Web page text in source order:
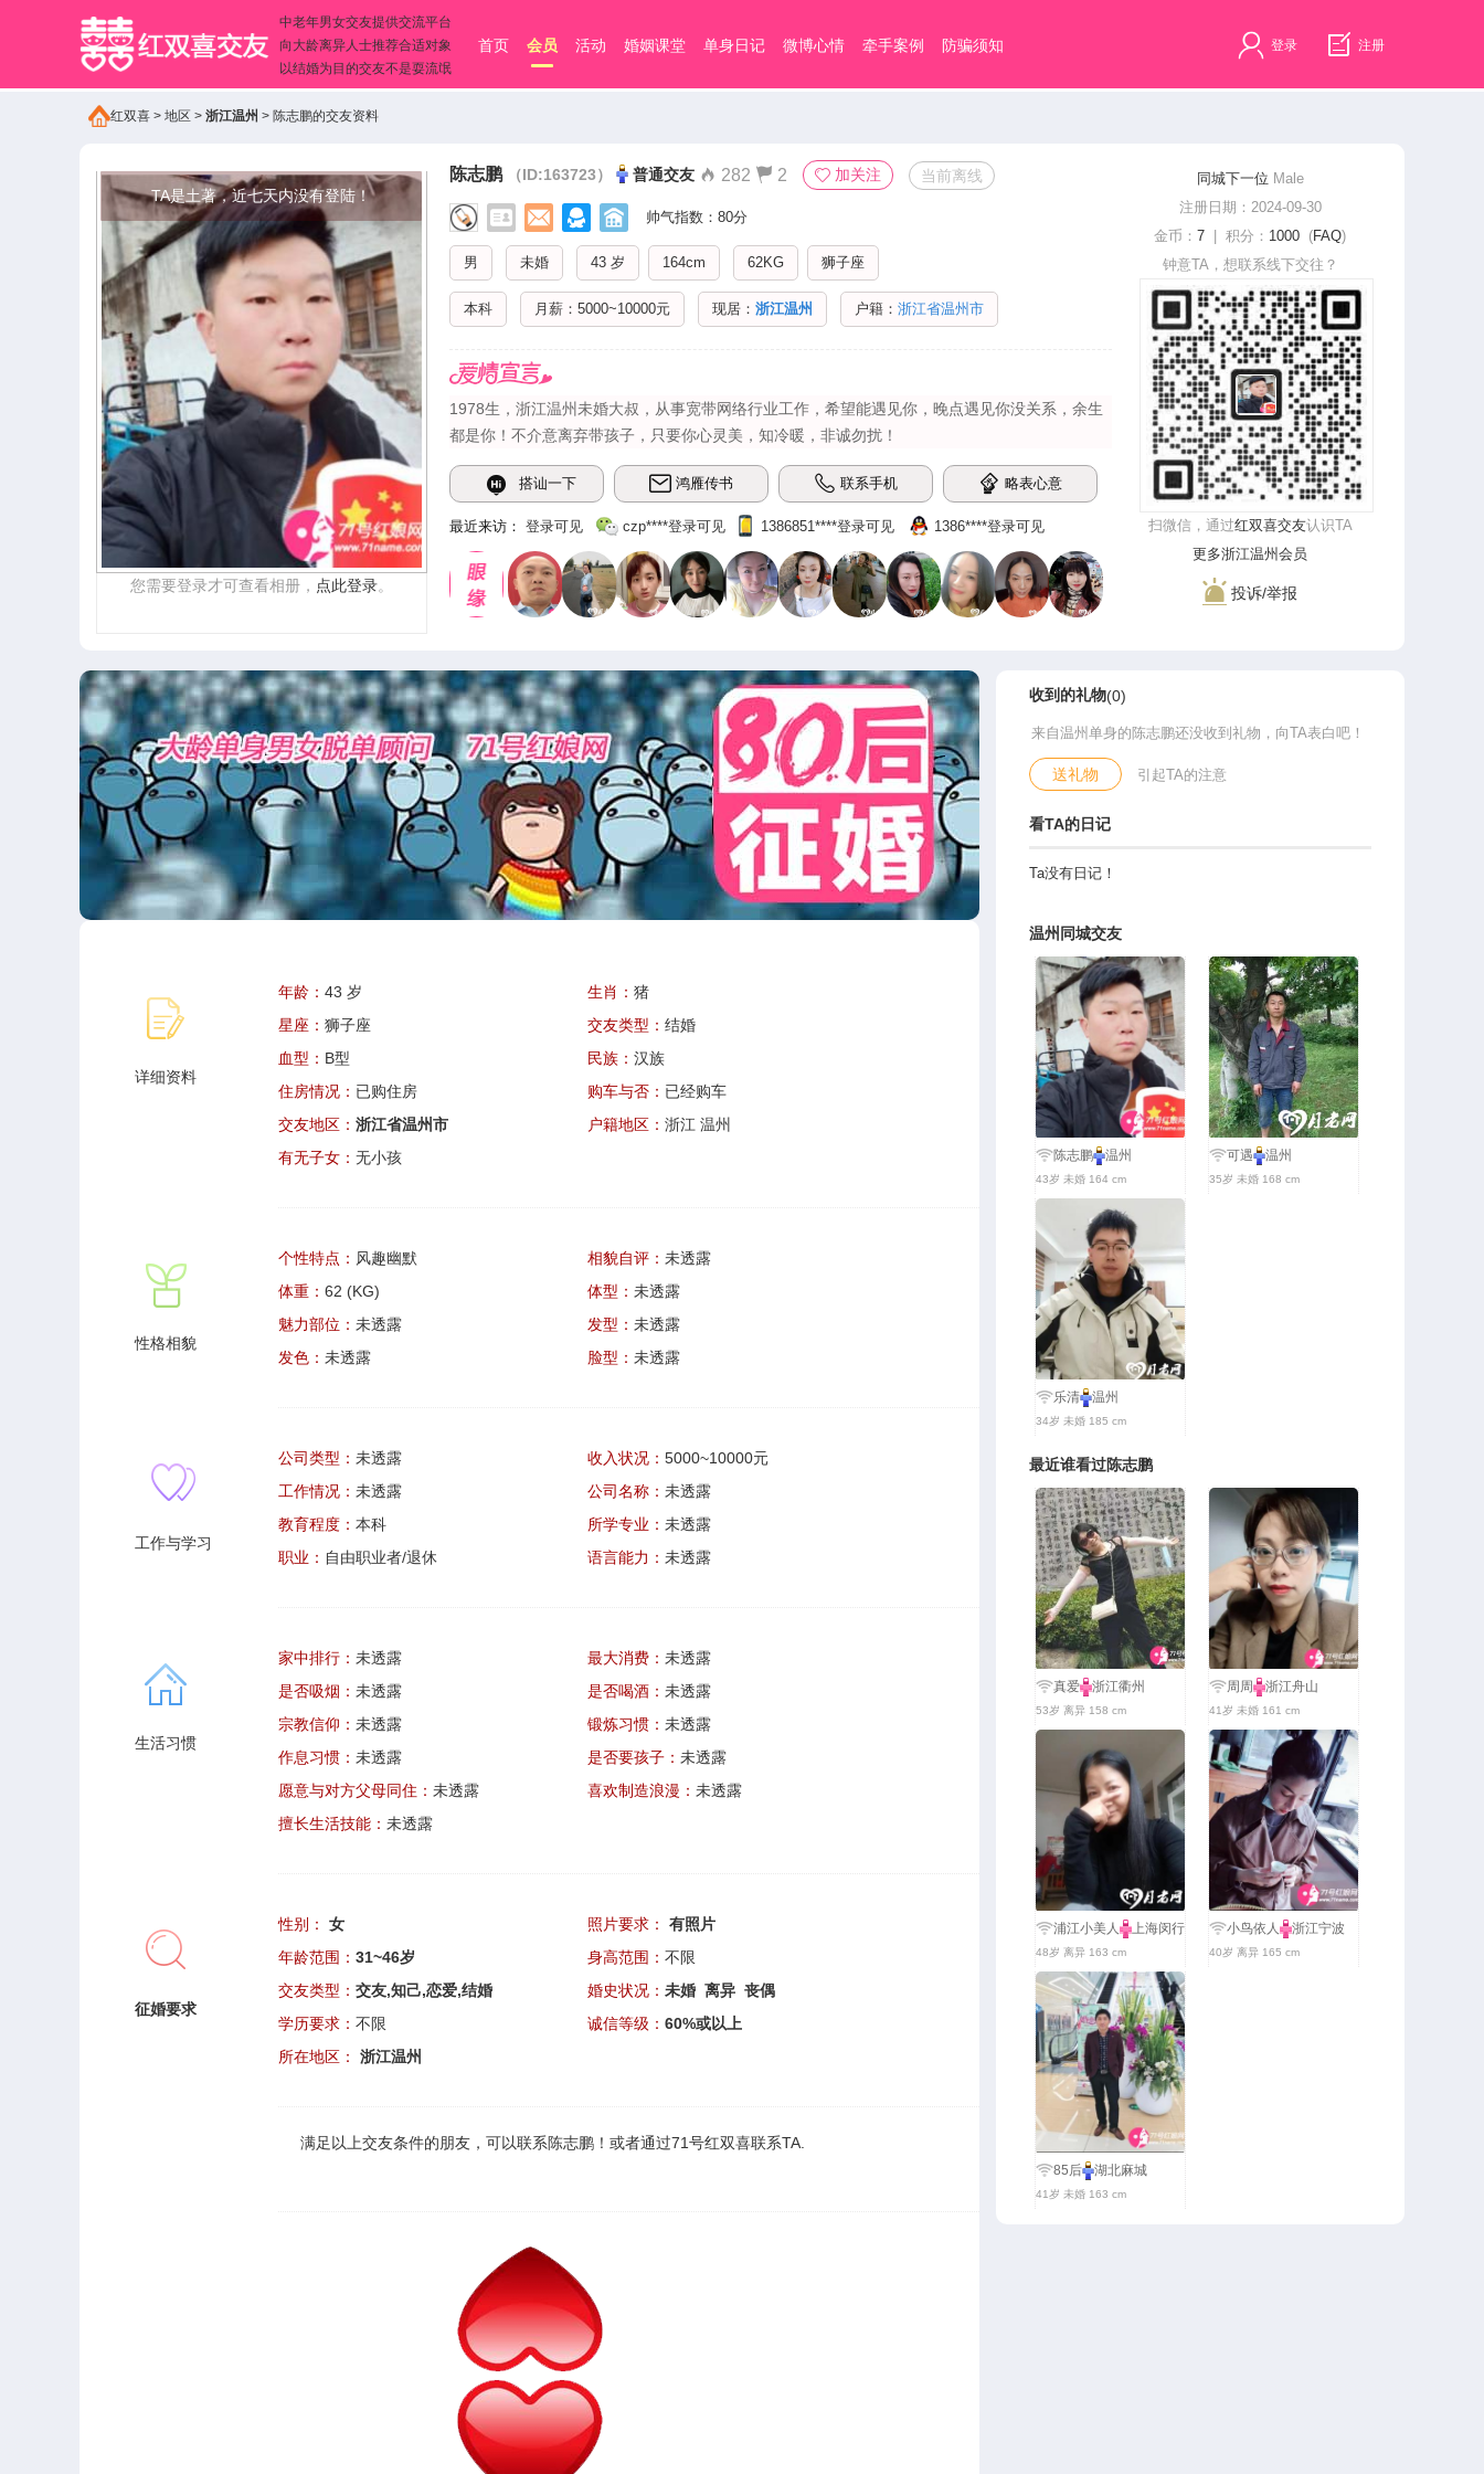
中老年男女交友提供交流平台
向大龄离异人士推荐合适对象
以结婚为目的交友不是耍流氓
首页 会员 活动 婚姻课堂 单身日记 微博心情 牵手案例 防骗须知 登录 注册
红双喜 > 地区 > 浙江温州 > 陈志鹏的交友资料
TA是土著，近七天内没有登陆！
您需要登录才可查看相册， 点此登录。
陈志鹏 （ID:163723） 普通交友 282 2 加关注 当前离线
帅气指数：80分
男 未婚 43 岁 164cm 62KG 狮子座
本科 月薪：5000~10000元 现居： 浙江温州 户籍： 浙江省温州市
1978生，浙江温州未婚大叔，从事宽带网络行业工作，希望能遇见你，晚点遇见你没关​‌‌系，余生
都是你！不介意离弃带孩子，只要你心灵美，知冷暖，非诚勿扰！
搭讪一下 鸿雁传书 联系手机 略表心意
最近来访： 登录可见 czp‌****登录可见 1386851‌****‌登录可见 1386‌****‌登录可见
同城下一位 Male
注册日期：2024-09-30
金币： 7 | 积分： 1000 (FAQ)
钟意TA，想联系线下交往？
扫微信，通过红双喜交友认识TA
更多浙江温州会员
投诉/举报
详细资料
年龄： 43 岁 生肖： 猪
星座： 狮子座 交友类型： 结婚
血型： B型 民族： 汉族
住房情况： 已购住房 购车与否： 已经购车
交友地区： 浙江省温州市 户籍地区： 浙江 温州
有无子女： 无小孩
性格相貌
个性特点： 风趣幽默 相貌自评： 未透露
体重： 62 (KG) 体型： 未透露
魅力部位： 未透露 发型： 未透露
发色： 未透露 脸型： 未透露
工作与学习
公司类型： 未透露 收入状况： 5000~10000元
工作情况： 未透露 公司名称： 未透露
教育程度： 本科 所学专业： 未透露
职业： 自由职业者/退休 语言能力： 未透露
生活习惯
家中排行： 未透露 最大消费： 未透露
是否吸烟： 未透露 是否喝酒： 未透露
宗教信仰： 未透露 锻炼习惯： 未透露
作息习惯： 未透露 是否要孩子： 未透露
愿意与对方父母同住： 未透露 喜欢制造浪漫： 未透露
擅长生活技能： 未透露
征婚要求
性别： 女 照片要求：
有照片
年龄范围： 31~46岁 身高范围： 不限
交友类型： 交友,知己,恋爱,结婚 婚史状况： 未婚 离异 丧偶
学历要求： 不限 诚信等级： 60%或以上
所在地区：
浙江温州
满足以上交友条件的朋友，可以联系陈志鹏 ！或者通过71号红双喜联系TA
收到的礼物(0)
来自温州单身的陈志鹏还没收到礼物，向TA表白吧！
送礼物 引起TA的注意
看TA的日记
Ta没有日记！
温州同城交友
陈志鹏 温州
43岁 未婚 164 cm
可遇 温州
35岁 未婚 168 cm
乐清 温州
34岁 未婚 185 cm
最近谁看过陈志鹏
真爱 浙江衢州
53岁 离异 158 cm
周周 浙江舟山
41岁 未婚 161 cm
浦江小美人 上海闵行
48岁 离异 163 cm
小鸟依人 浙江宁波
40岁 离异 165 cm
85后 湖北麻城
41岁 未婚 163 cm